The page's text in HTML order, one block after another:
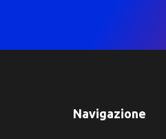
Navigazione